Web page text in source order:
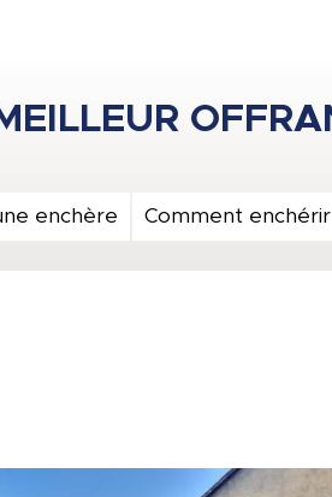
enchère Comment enchérir